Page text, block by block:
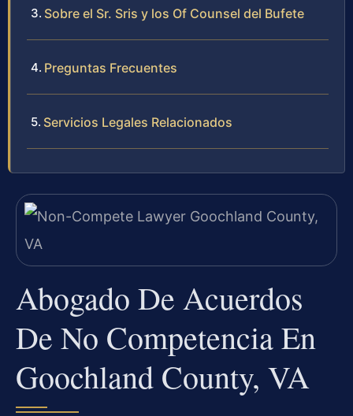
Sobre el Sr. Sris y los Of Counsel del Bufete
Preguntas Frecuentes
Servicios Legales Relacionados
Abogado De Acuerdos
De No Competencia En
Goochland County, VA